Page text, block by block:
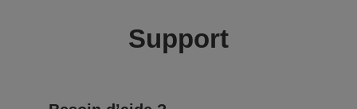
Support